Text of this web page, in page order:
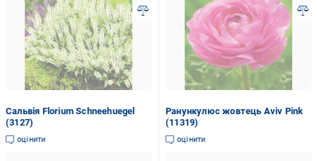
Сальвія Florium Schneehuegel
(3127)
оцінити
Ранункулюс жовтець Aviv Pink
(11319)
оцінити